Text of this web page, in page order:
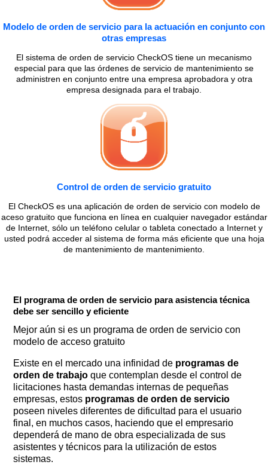
Modelo de orden de servicio para la actuación en conjunto con
otras empresas
El sistema de orden de servicio CheckOS tiene un mecanismo
especial para que las órdenes de servicio de mantenimiento se
administren en conjunto entre una empresa aprobadora y otra
empresa designada para el trabajo.
Control de orden de servicio gratuito
El CheckOS es una aplicación de orden de servicio con modelo de
aceso gratuito que funciona en línea en cualquier navegador estándar
de Internet, sólo un teléfono celular o tableta conectado a Internet y
usted podrá acceder al sistema de forma más eficiente que una hoja
de mantenimiento de mantenimiento.
El programa de orden de servicio para asistencia técnica
debe ser sencillo y eficiente
Mejor aún si es un programa de orden de servicio con
modelo de acceso gratuito
Existe en el mercado una infinidad de programas de
orden de trabajo que contemplan desde el control de
licitaciones hasta demandas internas de pequeñas
empresas, estos programas de orden de servicio
poseen niveles diferentes de dificultad para el usuario
final, en muchos casos, haciendo que el empresario
dependerá de mano de obra especializada de sus
asistentes y técnicos para la utilización de estos
sistemas.